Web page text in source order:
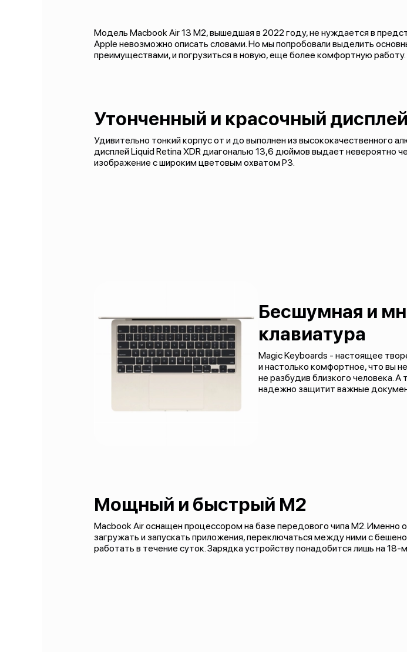
Модель Macbook Air 13 M2, вышедшая в 2022 году, не нуждается в
Apple невозможно описать словами. Но мы попробовали выделить
преимуществами, и погрузиться в новую, еще более комфортную работу.
Утонченный и красочный дисплей
Удивительно тонкий корпус от и до выполнен из высококачественного
дисплей Liquid Retina XDR диагональю 13,6 дюймов выдает невероятно
изображение с широким цветовым охватом P3.
Бесшумная и
клавиатура
Magic Keyboards - настоящее
и настолько комфортное, что вы
не разбудив близкого человека.
надежно защитит важные
Мощный и быстрый M2
Macbook Air оснащен процессором на базе передового чипа M2. Именно
загружать и запускать приложения, переключаться между ними с
работать в течение суток. Зарядка устройству понадобится лишь на 18-